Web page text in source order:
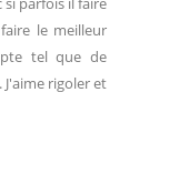
le meilleur
tel que de
rigoler et